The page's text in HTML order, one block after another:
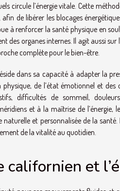
circule l’énergie vitale. Cette
de libérer les blocages
à renforcer la santé physique en
des organes internes. Il agit aussi
complète pour le bien-être.
dans sa capacité à adapter la
de l’état émotionnel et des
difficultés de sommeil,
et à la maîtrise de
et personnalisée de la
de la vitalité au quotidien.
californien et